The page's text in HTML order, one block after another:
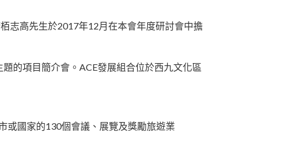
志高先生於2017年12月在本會年度研討會中擔
的項目簡介會。ACE發展組合位於西九文化區
或國家的130個會議、展覽及獎勵旅遊業